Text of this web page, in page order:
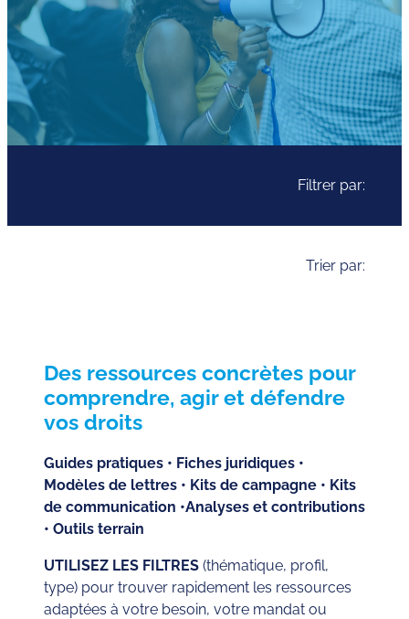
Filtrer par:
Trier par:
Des ressources concrètes pour
comprendre, agir et défendre
vos droits
Guides pratiques • Fiches juridiques •
Modèles de lettres • Kits de campagne • Kits
de communication •Analyses et contributions
• Outils terrain
UTILISEZ LES FILTRES (thématique, profil,
type) pour trouver rapidement les ressources
adaptées à votre besoin, votre mandat ou